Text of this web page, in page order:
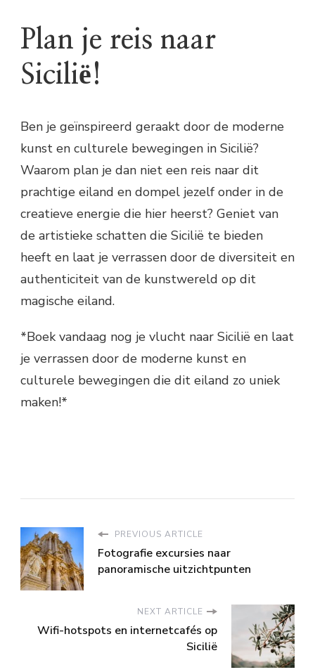
Plan je reis naar
Sicilië!
Ben je geïnspireerd geraakt door de moderne
kunst en culturele bewegingen in Sicilië?
Waarom plan je dan niet een reis naar dit
prachtige eiland en dompel jezelf onder in de
creatieve energie die hier heerst? Geniet van
de artistieke schatten die Sicilië te bieden
heeft en laat je verrassen door de diversiteit en
authenticiteit van de kunstwereld op dit
magische eiland.
*Boek vandaag nog je vlucht naar Sicilië en laat
je verrassen door de moderne kunst en
culturele bewegingen die dit eiland zo uniek
maken!*
PREVIOUS ARTICLE
Fotografie excursies naar
panoramische uitzichtpunten
NEXT ARTICLE
Wifi-hotspots en internetcafés op
Sicilië